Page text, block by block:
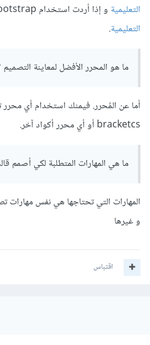
التعليميةو إذا أردت استخدام bootstrap يمكنك متابعة هذه
التعليمية.
ما هو المحرر الأفضل لمعاينة التصميم ؟
bracketcs أو أي محرر أكواد آخر.
ما هي المهارات المتطلبة لكي أصمم
و غيرها
اقتباس